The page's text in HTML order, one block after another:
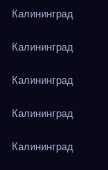
Калининград
Калининград
Калининград
Калининград
Калининград